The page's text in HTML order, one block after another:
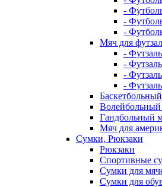
-
-
-
Мяч для
-
-
-
-
Гандбольный
Мяч для
Сумки, Рюкзаки
Рюкзаки
Спортивные
Сумки для
Сумки для